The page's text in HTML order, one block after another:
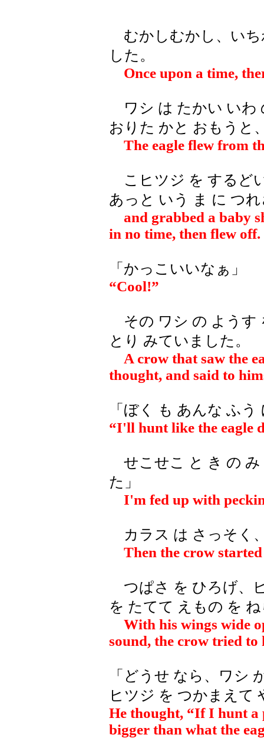
むかしむかし、いち
した。
Once upon a time,
ワシ は たかい いわ
おりた かと おもうと
The eagle flew from
こヒツジ を するど
あっと いう ま に つ
and grabbed a baby
in no time, then flew off.
「かっこいいなぁ」
“Cool!”
その ワシ の ようす
とり みていました。
A crow that saw the
thought, and said to
「ぼく も あんな ふ
“I'll hunt like the eagle
せこせこ と き の み
た」
I'm fed up with
カラス は さっそく
Then the crow started
つぱさ を ひろげ、
を たてて えもの を
With his wings wide
sound, the crow tried to
「どうせ なら、ワシ
ヒツジ を つかまえて
He thought, “If I hunt
bigger than what the